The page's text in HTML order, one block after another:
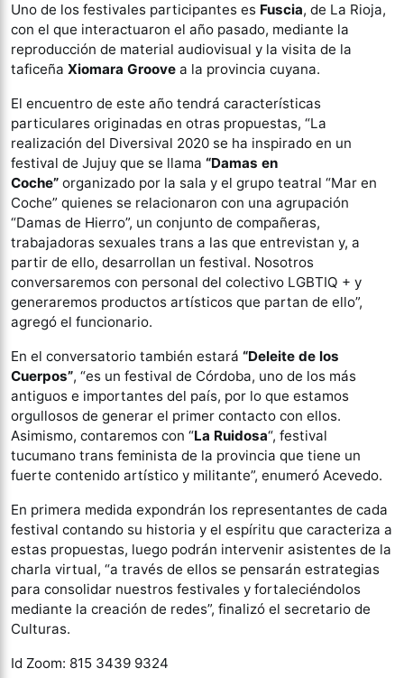
Uno de los festivales participantes es Fuscia, de La Rioja,
con el que interactuaron el año pasado, mediante la
reproducción de material audiovisual y la visita de la
taficeña Xiomara Groove a la provincia cuyana.
El encuentro de este año tendrá características
particulares originadas en otras propuestas, “La
realización del Diversival 2020 se ha inspirado en un
festival de Jujuy que se llama “Damas en
Coche” organizado por la sala y el grupo teatral “Mar en
Coche” quienes se relacionaron con una agrupación
“Damas de Hierro”, un conjunto de compañeras,
trabajadoras sexuales trans a las que entrevistan y, a
partir de ello, desarrollan un festival. Nosotros
conversaremos con personal del colectivo LGBTIQ + y
generaremos productos artísticos que partan de ello”,
agregó el funcionario.
En el conversatorio también estará “Deleite de los
Cuerpos”, “es un festival de Córdoba, uno de los más
antiguos e importantes del país, por lo que estamos
orgullosos de generar el primer contacto con ellos.
Asimismo, contaremos con “La Ruidosa“, festival
tucumano trans feminista de la provincia que tiene un
fuerte contenido artístico y militante”, enumeró Acevedo.
En primera medida expondrán los representantes de cada
festival contando su historia y el espíritu que caracteriza a
estas propuestas, luego podrán intervenir asistentes de la
charla virtual, “a través de ellos se pensarán estrategias
para consolidar nuestros festivales y fortaleciéndolos
mediante la creación de redes”, finalizó el secretario de
Culturas.
Id Zoom: 815 3439 9324